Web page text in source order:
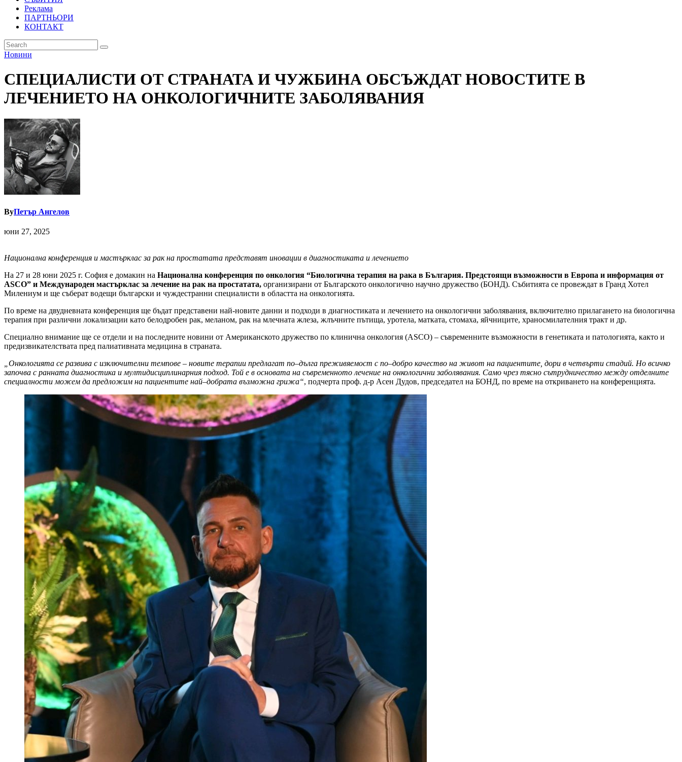
Реклама
ПАРТНЬОРИ
КОНТАКТ
Новини
СПЕЦИАЛИСТИ ОТ СТРАНАТА И ЧУЖБИНА ОБСЪЖДАТ НОВОСТИТЕ В
ЛЕЧЕНИЕТО НА ОНКОЛОГИЧНИТЕ ЗАБОЛЯВАНИЯ
ByПетър Ангелов
юни 27, 2025
Национална конференция и мастърклас за рак на простатата представят иновации в диагностиката и лечението
На 27 и 28 юни 2025 г. София е домакин на Национална конференция по онкология “Биологична терапия на рака в България. Предстоящи възможности в Европа и информация от
ASCO” и Международен мастърклас за лечение на рак на простатата, организирани от Българското онкологично научно дружество (БОНД). Събитията се провеждат в Гранд Хотел
Милениум и ще съберат водещи български и чуждестранни специалисти в областта на онкологията.
По време на двудневната конференция ще бъдат представени най-новите данни и подходи в диагностиката и лечението на онкологични заболявания, включително прилагането на биологична
терапия при различни локализации като белодробен рак, меланом, рак на млечната жлеза, жлъчните пътища, уротела, матката, стомаха, яйчниците, храносмилателния тракт и др.
Специално внимание ще се отдели и на последните новини от Американското дружество по клинична онкология (ASCO) – съвременните възможности в генетиката и патологията, както и
предизвикателствата пред палиативната медицина в страната.
„Онкологията се развива с изключителни темпове – новите терапии предлагат по–дълга преживяемост с по–добро качество на живот на пациентите, дори в четвърти стадий. Но всичко
започва с ранната диагностика и мултидисциплинарния подход. Той е в основата на съвременното лечение на онкологични заболявания. Само чрез тясно сътрудничество между отделните
специалности можем да предложим на пациентите най–добрата възможна грижа“, подчерта проф. д-р Асен Дудов, председател на БОНД, по време на откриването на конференцията.